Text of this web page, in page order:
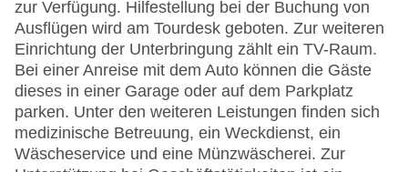
zur Verfügung. Hilfestellung bei der Buchung von
Ausflügen wird am Tourdesk geboten. Zur weiteren
Einrichtung der Unterbringung zählt ein TV-Raum.
Bei einer Anreise mit dem Auto können die Gäste
dieses in einer Garage oder auf dem Parkplatz
parken. Unter den weiteren Leistungen finden sich
medizinische Betreuung, ein Weckdienst, ein
Wäscheservice und eine Münzwäscherei. Zur